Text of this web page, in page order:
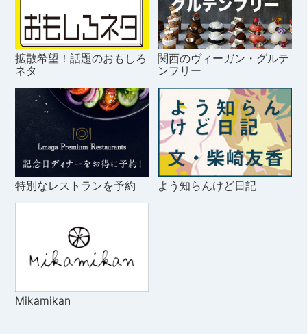
拡散希望！話題のおもしろ
ネタ
関西のヴィーガン・グルテ
ンフリー
特別なレストランを予約 よう知らんけど日記
Mikamikan